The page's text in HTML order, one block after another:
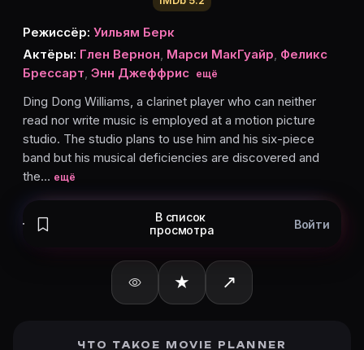
Джейсон Робардс ст.
Bob Nolan
Sons of the Pioneers
Richard Korbel
Боб Элден
Фред Олдрич
Константин Бакалейникофф
Карточки актёров с ролями — на Movie Planner.
О чём фильм «Ding Dong Williams» (1946)?
Ding Dong Williams, a clarinet player who can neither
Дата выхода в мире: 15.04.1946. Актуальная дата
Режиссёр: Уильям Берк
Актёры: Глен Вернон, Марси МакГуайр, Феликс
Брессарт, Энн Джеффрис ещё
Ding Dong Williams, a clarinet player who can neither
read nor write music is employed at a motion picture
studio. The studio plans to use him and his six-piece
band but his musical deficiencies are discovered and
the… ещё
В список
просмотра
Войти
★ ↗
ЧТО ТАКОЕ MOVIE PLANNER